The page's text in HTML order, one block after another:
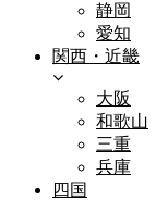
静岡
愛知
関西・近畿
大阪
和歌山
三重
兵庫
四国